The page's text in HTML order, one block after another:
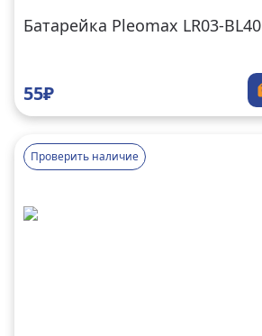
Батарейка Pleomax LR03-BL40
55₽
Проверить наличие